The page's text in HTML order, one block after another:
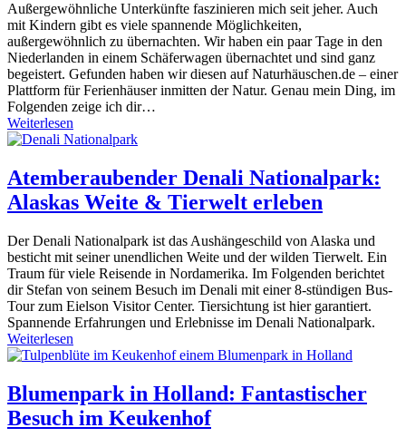
Außergewöhnliche Unterkünfte faszinieren mich seit jeher. Auch
mit Kindern gibt es viele spannende Möglichkeiten,
außergewöhnlich zu übernachten. Wir haben ein paar Tage in den
Niederlanden in einem Schäferwagen übernachtet und sind ganz
begeistert. Gefunden haben wir diesen auf Naturhäuschen.de – einer
Plattform für Ferienhäuser inmitten der Natur. Genau mein Ding, im
Folgenden zeige ich dir…
Weiterlesen
Atemberaubender Denali Nationalpark:
Alaskas Weite & Tierwelt erleben
Der Denali Nationalpark ist das Aushängeschild von Alaska und
besticht mit seiner unendlichen Weite und der wilden Tierwelt. Ein
Traum für viele Reisende in Nordamerika. Im Folgenden berichtet
dir Stefan von seinem Besuch im Denali mit einer 8-stündigen Bus-
Tour zum Eielson Visitor Center. Tiersichtung ist hier garantiert.
Spannende Erfahrungen und Erlebnisse im Denali Nationalpark.
Weiterlesen
Blumenpark in Holland: Fantastischer
Besuch im Keukenhof